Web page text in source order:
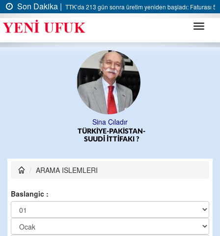
Son Dakika | TTK’da 213 gün sonra üretim yeniden başladı: Faturası 5
Menü
Sina Çıladır
TÜRKİYE-PAKİSTAN-
SUUDİ İTTİFAKI ?
ARAMA ISLEMLERI
Baslangic :